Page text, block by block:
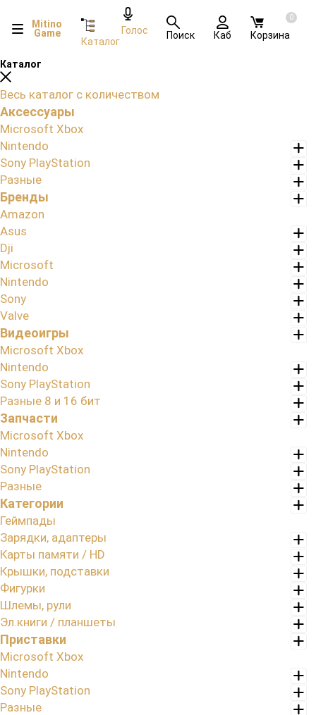
Mitino
Game
Каталог
Голос Поиск Каб
0
Корзина
Каталог
Весь каталог с количеством
Аксессуары
Microsoft Xbox
Nintendo
Sony PlayStation
Разные
Бренды
Amazon
Asus
Dji
Microsoft
Nintendo
Sony
Valve
Видеоигры
Microsoft Xbox
Nintendo
Sony PlayStation
Разные 8 и 16 бит
Запчасти
Microsoft Xbox
Nintendo
Sony PlayStation
Разные
Категории
Геймпады
Зарядки, адаптеры
Карты памяти / HD
Крышки, подставки
Фигурки
Шлемы, рули
Эл.книги / планшеты
Приставки
Microsoft Xbox
Nintendo
Sony PlayStation
Разные